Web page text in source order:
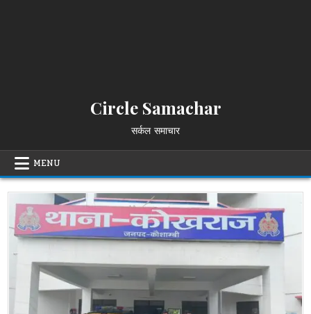
Circle Samachar
सर्कल समाचार
MENU